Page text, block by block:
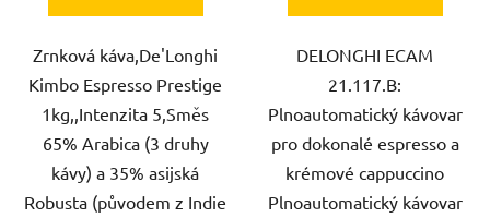
Zrnková káva,De'Longhi
Kimbo Espresso Prestige
1kg,,Intenzita 5,Směs
65% Arabica (3 druhy
kávy) a 35% asijská
Robusta (původem z Indie
DELONGHI ECAM
21.117.B:
Plnoautomatický kávovar
pro dokonalé espresso a
krémové cappuccino
Plnoautomatický kávovar